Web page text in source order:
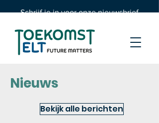
Schrijf je in voor onze nieuwsbrief
Nieuws
Bekijk alle berichten